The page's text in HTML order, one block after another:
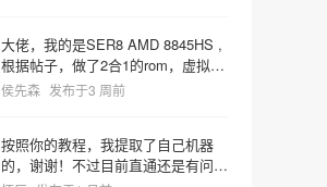
大佬，我的是SER8 AMD 8845HS ,
根据帖子，做了2合1的rom，虚拟机
启动识别镜像时屏幕就卡死了，宿主
0000:65:00.0,pcie=1,x-
vga=1,romfile=8845HS_vbios.rom
侯先森 发布于3 周前
按照你的教程，我提取了自己机器
的，谢谢！不过目前直通还是有问